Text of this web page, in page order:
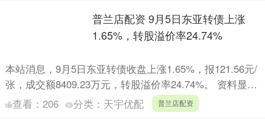
普兰店配资 9月5日东亚转债上涨
1.65%，转股溢价率24.74%
本站消息，9月5日东亚转债收盘上涨1.65%，报121.56元/
张，成交额8409.23万元，转股溢价率24.74%。 资料显
示，东亚转债信用级别为“A+”，债....
查看： 206 分类： 天宇优配 普兰店配资